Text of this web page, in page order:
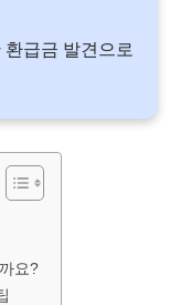
급금 발견으로
요?